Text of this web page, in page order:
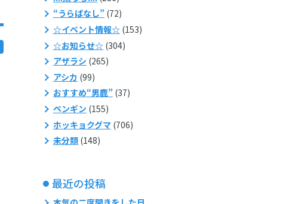
“うらばなし”(72)
☆イベント情報☆(153)
☆お知らせ☆(304)
アザラシ (265)
アシカ (99)
おすすめ“男鹿”(37)
ペンギン (155)
ホッキョクグマ (706)
未分類(148)
最近の投稿